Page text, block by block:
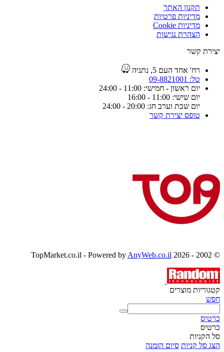
תקנון האתר
מדיניות פרטיות
מדיניות Cookie
הצהרת נגישות
יצירת קשר
רח' אחד העם 5, נתניה
טל: 09-8821001
יום ראשון - חמישי: 11:00 - 24:00
יום שישי: 11:00 - 16:00
יום שבת וערב חג: 20:00 - 24:00
טופס יצירת קשר
© 2002 - 2026 TopMarket.co.il - Powered by
AnyWeb.co.il
קטגוריות מוצרים
חפש
כרטיס
כרטיס
סל הקניות
הצג סל קניות סיום הזמנה